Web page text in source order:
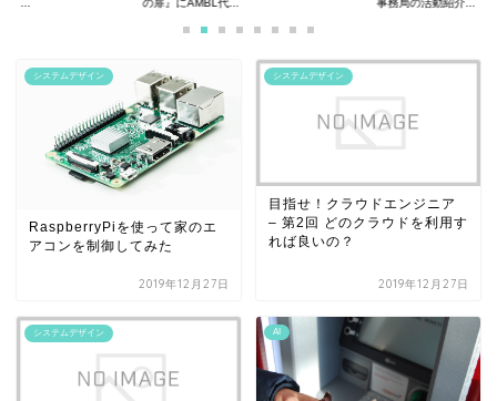
ま...
の扉』にAMBL代...
事務局の活動紹介...
システムデザイン
RaspberryPiを使って家のエ
アコンを制御してみた
2019年12月27日
システムデザイン
目指せ！クラウドエンジニア
– 第2回 どのクラウドを利用す
れば良いの？
2019年12月27日
システムデザイン AI